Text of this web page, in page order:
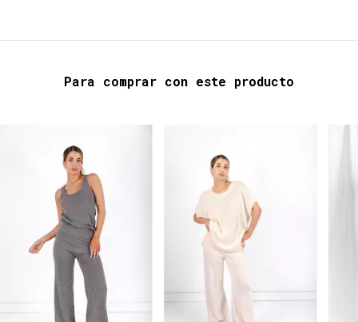
Para comprar con este producto